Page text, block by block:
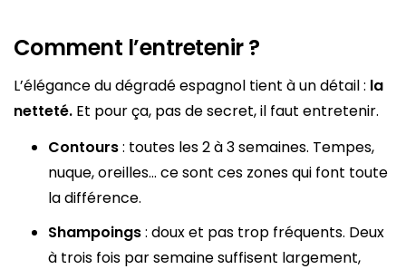
Comment l’entretenir ?
L’élégance du dégradé espagnol tient à un détail : la
netteté. Et pour ça, pas de secret, il faut entretenir.
Contours: toutes les 2 à 3 semaines. Tempes,
nuque, oreilles… ce sont ces zones qui font toute
la différence.
Shampoings: doux et pas trop fréquents. Deux
à trois fois par semaine suffisent largement,